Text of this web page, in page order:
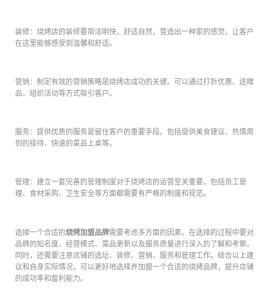
装修：烧烤店的装修要简洁明快，舒适自然，营造出一种家的感觉，让客户
在这里能够感受到温馨和舒适。
营销：制定有效的营销策略是烧烤店成功的关键。可以通过打折优惠、送赠
品、组织活动等方式吸引客户。
服务：提供优质的服务是留住客户的重要手段。包括提供美食建议、热情周
到的接待、快速的菜品上桌等。
管理：建立一套完善的管理制度对于烧烤店的运营至关重要。包括员工管
理、食材采购、卫生安全等方面都需要有严格的制度和规范。
选择一个合适的烧烤加盟品牌需要考虑多方面的因素。在选择的过程中要对
品牌的知名度、经营模式、菜品更新以及服务质量进行深入的了解和考察。
同时，还需要注意店铺的选址、装修、营销、服务和管理工作。结合以上建
议和自身实际情况，可以更好地选择并加盟一个合适的烧烤品牌，提升店铺
的成功率和盈利能力。